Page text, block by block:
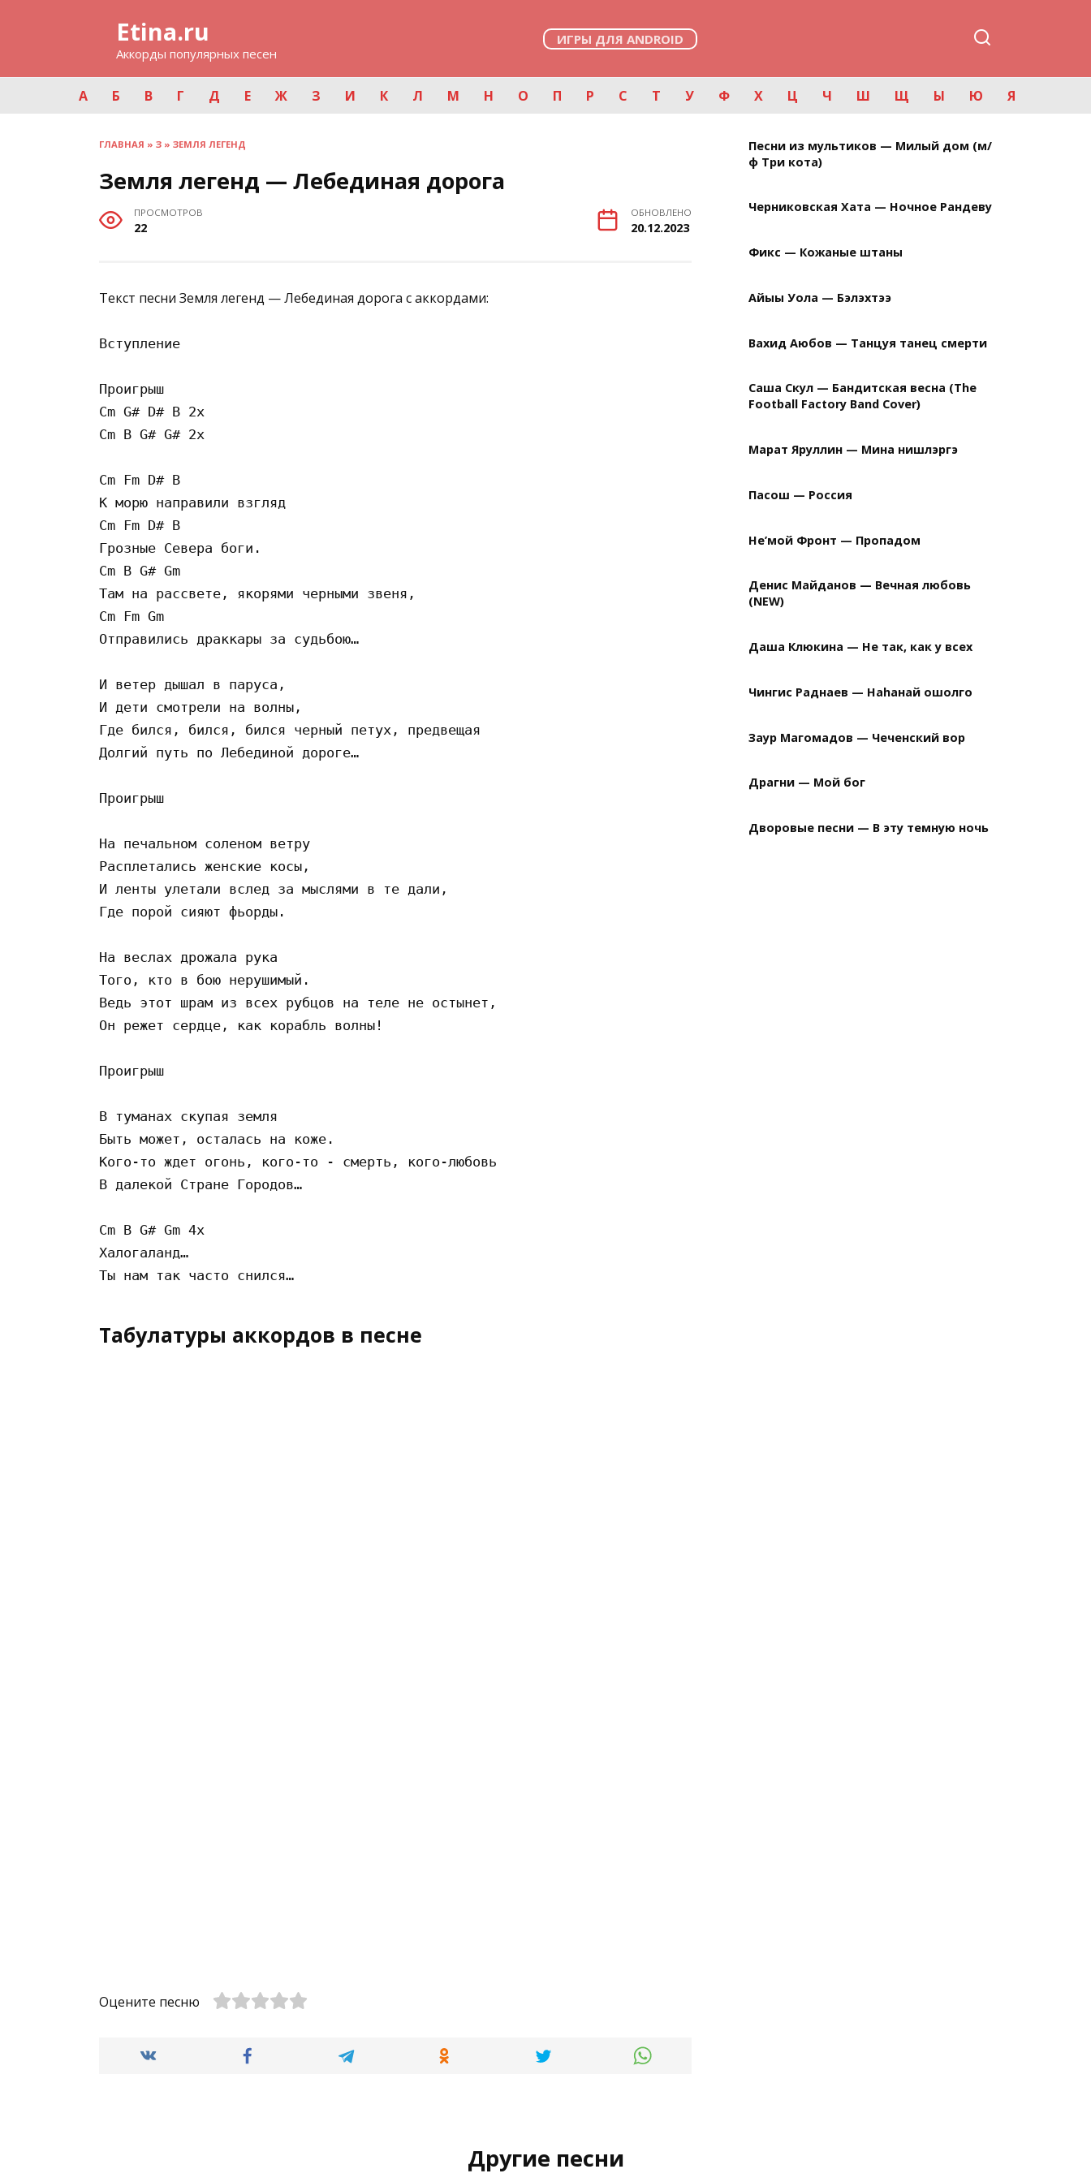
Etina.ru
Аккорды популярных песен
ИГРЫ ДЛЯ ANDROID
А Б В Г Д Е Ж З И К Л М Н О П Р С Т У Ф Х Ц Ч Ш Щ Ы Ю Я
ГЛАВНАЯ » З » ЗЕМЛЯ ЛЕГЕНД
Земля легенд — Лебединая дорога
ПРОСМОТРОВ
22
ОБНОВЛЕНО
20.12.2023
Текст песни Земля легенд — Лебединая дорога с аккордами:
Вступление
Проигрыш
Cm G# D# B 2x
Cm B G# G# 2x
Cm Fm D# B
К морю направили взгляд
Cm Fm D# B
Грозные Севера боги.
Cm B G# Gm
Там на рассвете, якорями черными звеня,
Cm Fm Gm
Отправились драккары за судьбою…
И ветер дышал в паруса,
И дети смотрели на волны,
Где бился, бился, бился черный петух, предвещая
Долгий путь по Лебединой дороге…
Проигрыш
На печальном соленом ветру
Расплетались женские косы,
И ленты улетали вслед за мыслями в те дали,
Где порой сияют фьорды.
На веслах дрожала рука
Того, кто в бою нерушимый.
Ведь этот шрам из всех рубцов на теле не остынет,
Он режет сердце, как корабль волны!
Проигрыш
В туманах скупая земля
Быть может, осталась на коже.
Кого-то ждет огонь, кого-то - смерть, кого-любовь
В далекой Стране Городов…
Cm B G# Gm 4x
Халогаланд…
Табулатуры аккордов в песне
Оцените песню
Песни из мультиков — Милый дом (м/
ф Три кота)
Черниковская Хата — Ночное Рандеву
Фикс — Кожаные штаны
Айыы Уола — Бэлэхтээ
Вахид Аюбов — Танцуя танец смерти
Саша Скул — Бандитская весна (The
Football Factory Band Cover)
Марат Яруллин — Мина нишлэргэ
Пасош — Россия
Не’мой Фронт — Пропадом
Денис Майданов — Вечная любовь
(NEW)
Даша Клюкина — Не так, как у всех
Чингис Раднаев — Наhанай ошолго
Заур Магомадов — Чеченский вор
Драгни — Мой бог
Дворовые песни — В эту темную ночь
Другие песни